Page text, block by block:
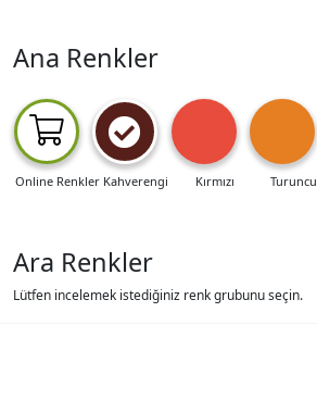
Ana Renkler
Online Renkler Kahverengi Kırmızı Turuncu
Ara Renkler
Lütfen incelemek istediğiniz renk grubunu seçin.